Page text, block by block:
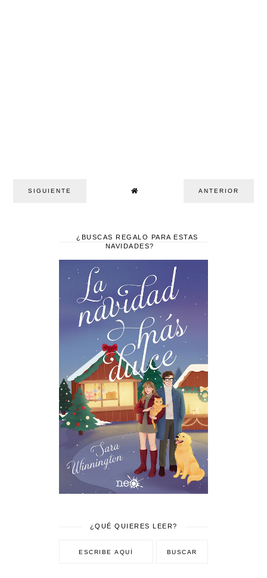
SIGUIENTE ANTERIOR
¿BUSCAS REGALO PARA ESTAS
NAVIDADES?
¿QUÉ QUIERES LEER?